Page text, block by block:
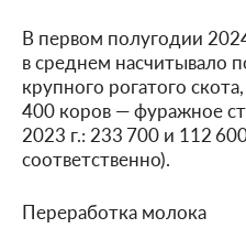
В первом полугодии
в среднем насчитывало
крупного рогатого
400 коров — фуражное
2023 г.: 233 700 и 112
соответственно).
Переработка молока